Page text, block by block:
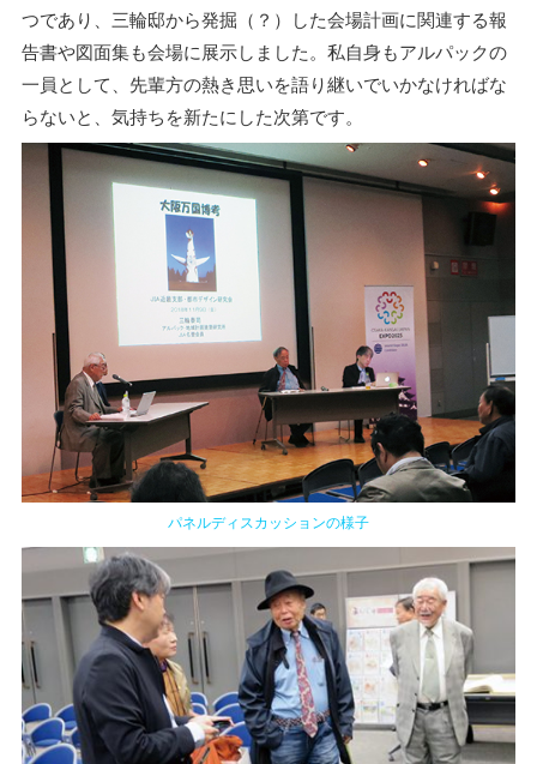
つであり、三輪邸から発掘（？）した会場計画に関連する報
告書や図面集も会場に展示しました。私自身もアルパックの
一員として、先輩方の熱き思いを語り継いでいかなければな
らないと、気持ちを新たにした次第です。
パネルディスカッションの様子